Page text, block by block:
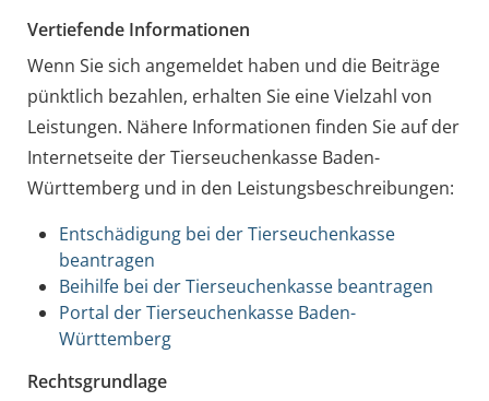
Vertiefende Informationen
Wenn Sie sich angemeldet haben und die Beiträge
pünktlich bezahlen, erhalten Sie eine Vielzahl von
Leistungen. Nähere Informationen finden Sie auf der
Internetseite der Tierseuchenkasse Baden-
Württemberg und in den Leistungsbeschreibungen:
Entschädigung bei der Tierseuchenkasse
beantragen
Beihilfe bei der Tierseuchenkasse beantragen
Portal der Tierseuchenkasse Baden-
Württemberg
Rechtsgrundlage